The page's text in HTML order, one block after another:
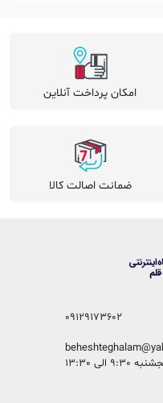
امکان پرداخت آنلاین
ضمانت اصالت کالا
09129173602